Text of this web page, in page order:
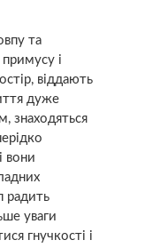
та
і
віддають
дуже
знаходяться
вони
радить
уваги
гнучкості і